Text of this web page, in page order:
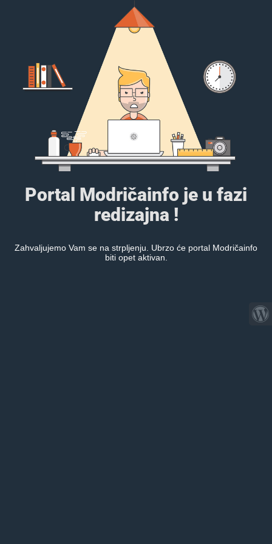
Portal Modričainfo je u fazi
redizajna !
Zahvaljujemo Vam se na strpljenju. Ubrzo će portal Modričainfo
biti opet aktivan.